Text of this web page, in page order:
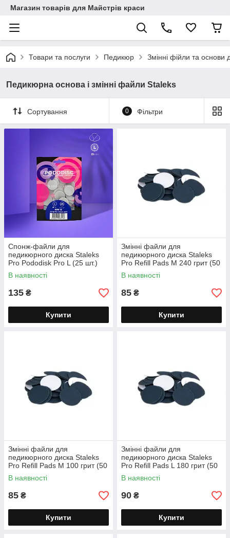
Магазин товарів для Майстрів краси
Товари та послуги Педикюр Змінні фійли та основи
Педикюрна основа і змінні файли Staleks
Сортування 0 Фільтри
Спонж-файли для
педикюрного диска Staleks
Pro Pododisk Pro L (25 шт.)
320 гритів PDFB-25
В наявності
135 ₴
Купити
Змінні файли для
педикюрного диска Staleks
Pro Refill Pads M 240 грит (50
шт.) PDF-20-240
В наявності
85 ₴
Купити
Змінні файли для
педикюрного диска Staleks
Pro Refill Pads M 100 грит (50
шт.) PDF-20-100
В наявності
85 ₴
Купити
Змінні файли для
педикюрного диска Staleks
Pro Refill Pads L 180 грит (50
шт.) PDF-25-180
В наявності
90 ₴
Купити